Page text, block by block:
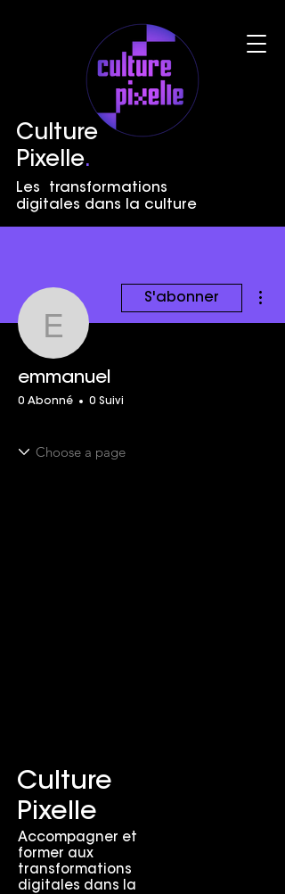
Culture
Pixelle.
Les transformations
digitales dans la culture
emmanuel
S'abonner
emmanuel
0 Abonné 0 Suivi
Culture
Pixelle
Accompagner et
former aux
transformations
digitales dans la